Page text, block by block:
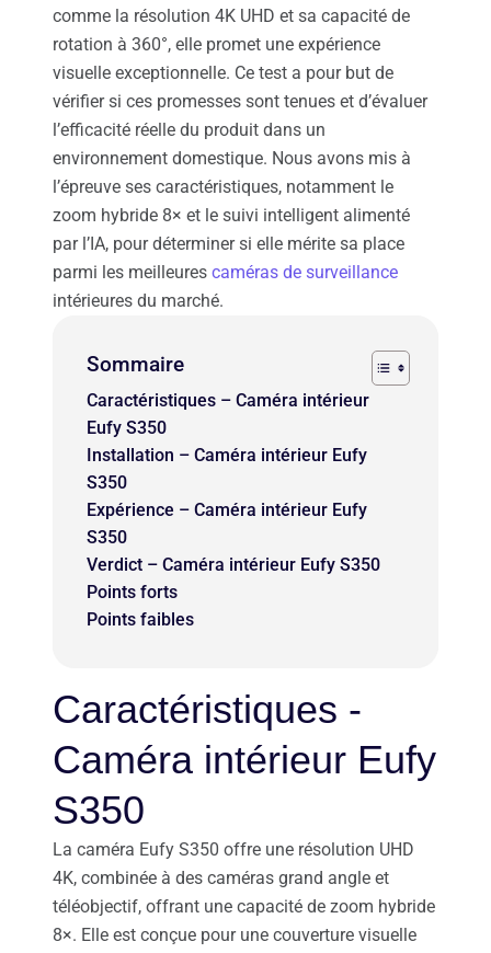
comme la résolution 4K UHD et sa capacité de
rotation à 360°, elle promet une expérience
visuelle exceptionnelle. Ce test a pour but de
vérifier si ces promesses sont tenues et d’évaluer
l’efficacité réelle du produit dans un
environnement domestique. Nous avons mis à
l’épreuve ses caractéristiques, notamment le
zoom hybride 8× et le suivi intelligent alimenté
par l’IA, pour déterminer si elle mérite sa place
parmi les meilleures caméras de surveillance
intérieures du marché.
Sommaire
Caractéristiques – Caméra intérieur
Eufy S350
Installation – Caméra intérieur Eufy
S350
Expérience – Caméra intérieur Eufy
S350
Verdict – Caméra intérieur Eufy S350
Points forts
Points faibles
Caractéristiques -
Caméra intérieur Eufy
S350
La caméra Eufy S350 offre une résolution UHD
4K, combinée à des caméras grand angle et
téléobjectif, offrant une capacité de zoom hybride
8×. Elle est conçue pour une couverture visuelle